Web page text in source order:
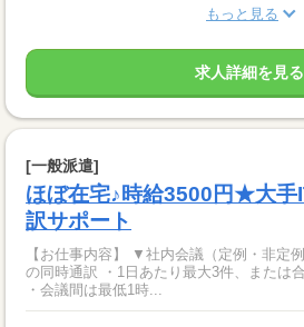
もっと見る
求人詳細を見る
[一般派遣]
ほぼ在宅♪時給3500円★大手
訳サポート
【お仕事内容】 ▼社内会議（定例・非定
の同時通訳 ・1日あたり最大3件、または
・会議間は最低1時...